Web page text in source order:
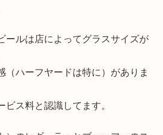
ールは店によってグラスサイズが
（ハーフヤードは特に）がありま
ス料と認識してます。